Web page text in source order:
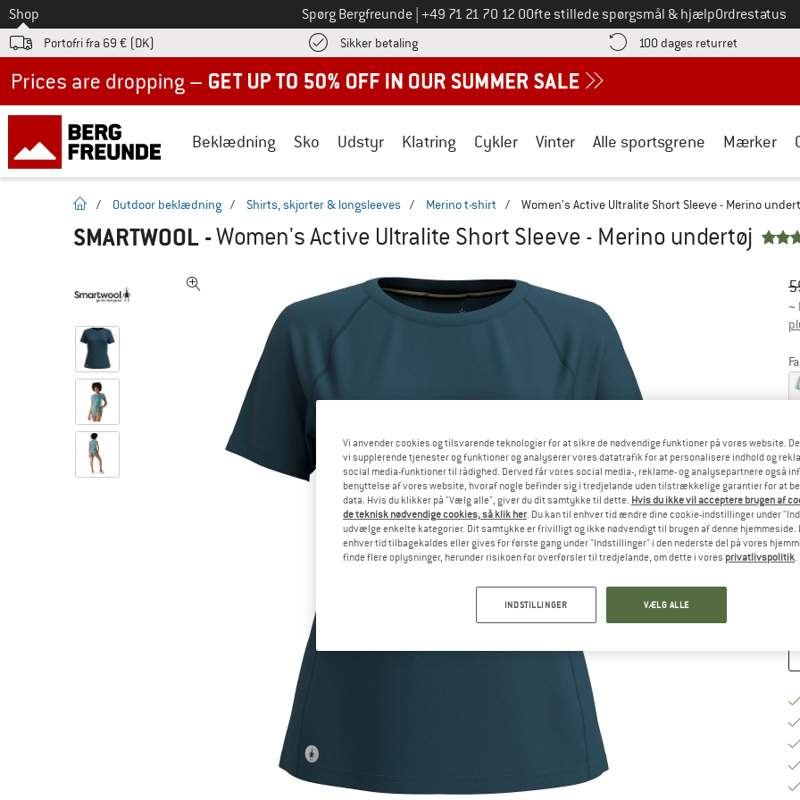
Til
Shop Spørg Bergfreunde Ring til os på
+49 71 21 70 12 0Ofte stillede spørgsmål & hjælpOrdrestatus
Portofri fra 69 € (DK) Sikker betalingFind betalingsoplysningerne her! Åbnes i en infoboks
100 dages returret Gå til
Beklædning Sko Udstyr Klatring Cykler Vinter Alle sportsgrene Mærker
Hjemmeside
/ Outdoor beklædning / Shirts, skjorter & longsleeves / Merino t-shirt / Women's Active Ultralite Short Sleeve - Merino
SMARTWOOL -Women's Active Ultralite Short Sleeve - Merino undertøj
~
Vi anvender cookies og tilsvarende teknologier for at sikre de nødvendige funktioner på vores website.
vi supplerende tjenester og funktioner og analyserer vores datatrafik for at personalisere indhold og
social media-funktioner til rådighed. Derved får vores social media-, reklame- og analysepartnere også
benyttelse af vores website, hvoraf nogle befinder sig i tredjelande uden tilstrækkelige garantier for at
data. Hvis du klikker på "Vælg alle", giver du dit samtykke til dette. Hvis du ikke vil acceptere brugen af
de teknisk nødvendige cookies, så klik her. Du kan til enhver tid ændre dine cookie-indstillinger under
udvælge enkelte kategorier. Dit samtykke er frivilligt og ikke nødvendigt til brugen af denne hjemmeside.
enhver tid tilbagekaldes eller gives for første gang under "Indstillinger" i den nederste del på vores
finde flere oplysninger, herunder risikoen for overførsler til tredjelande, om dette i vores privatlivspolitik.
INDSTILLINGER VÆLG ALLE